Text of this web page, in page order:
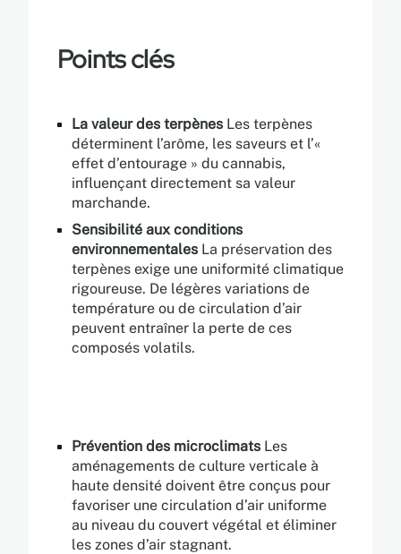
Points clés
La valeur des terpènes Les terpènes
déterminent l’arôme, les saveurs et l’«
effet d’entourage » du cannabis,
influençant directement sa valeur
marchande.
Sensibilité aux conditions
environnementales La préservation des
terpènes exige une uniformité climatique
rigoureuse. De légères variations de
température ou de circulation d’air
peuvent entraîner la perte de ces
composés volatils.
Prévention des microclimats Les
aménagements de culture verticale à
haute densité doivent être conçus pour
favoriser une circulation d’air uniforme
au niveau du couvert végétal et éliminer
les zones d’air stagnant.